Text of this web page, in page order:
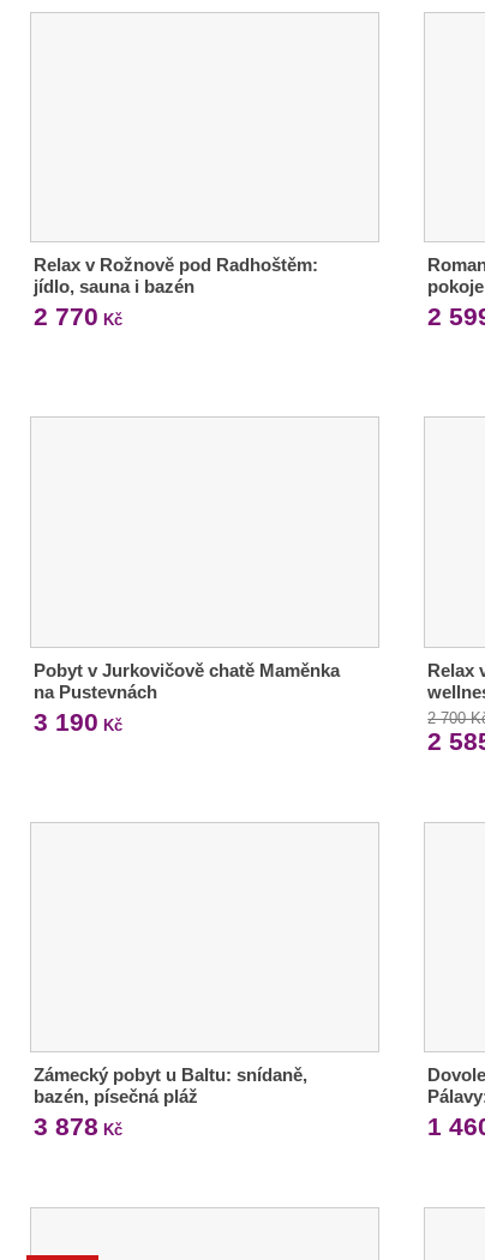
Relax v Rožnově pod Radhoštěm:
jídlo, sauna i bazén
2 770 Kč 2
Pobyt v Jurkovičově chatě Maměnka
na Pustevnách
3 190 Kč
Relax
2 700
2
Zámecký pobyt u Baltu: snídaně,
bazén, písečná pláž
3 878 Kč 1